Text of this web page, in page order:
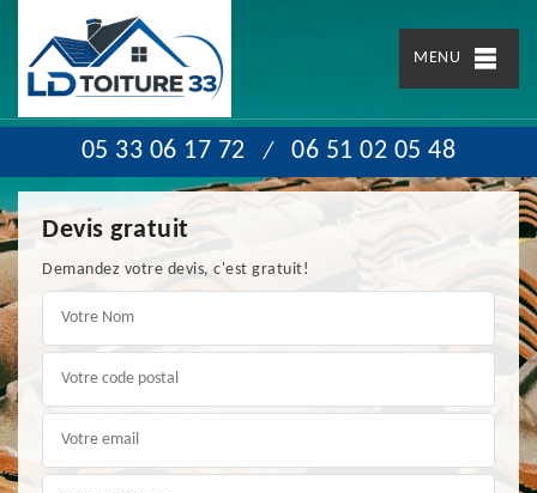
MENU
05 33 06 17 72 / 06 51 02 05 48
Devis gratuit
Demandez votre devis, c'est gratuit!